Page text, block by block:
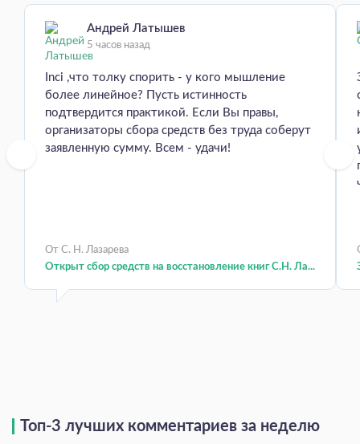
Андрей Латышев
5 часов назад
Inci ,что толку спорить - у кого мышление
более линейное? Пусть истинность
подтвердится практикой. Если Вы правы,
организаторы сбора средств без труда соберут
заявленную сумму. Всем - удачи!
От С. Н. Лазарева
Открыт сбор средств на восстановление книг С.Н. Ла...
Топ-3 лучших комментариев за неделю